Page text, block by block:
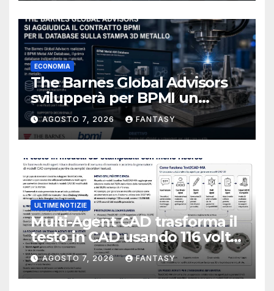
ECONOMIA
The Barnes Global Advisors
svilupperà per BPMI un
database per la stampa 3D
metallica destinata alla filiera
navale statunitense
AGOSTO 7, 2026 FANTASY
ULTIME NOTIZIE
Multi-Agent CAD trasforma il
testo in CAD usando 116 volte
meno token
AGOSTO 7, 2026 FANTASY